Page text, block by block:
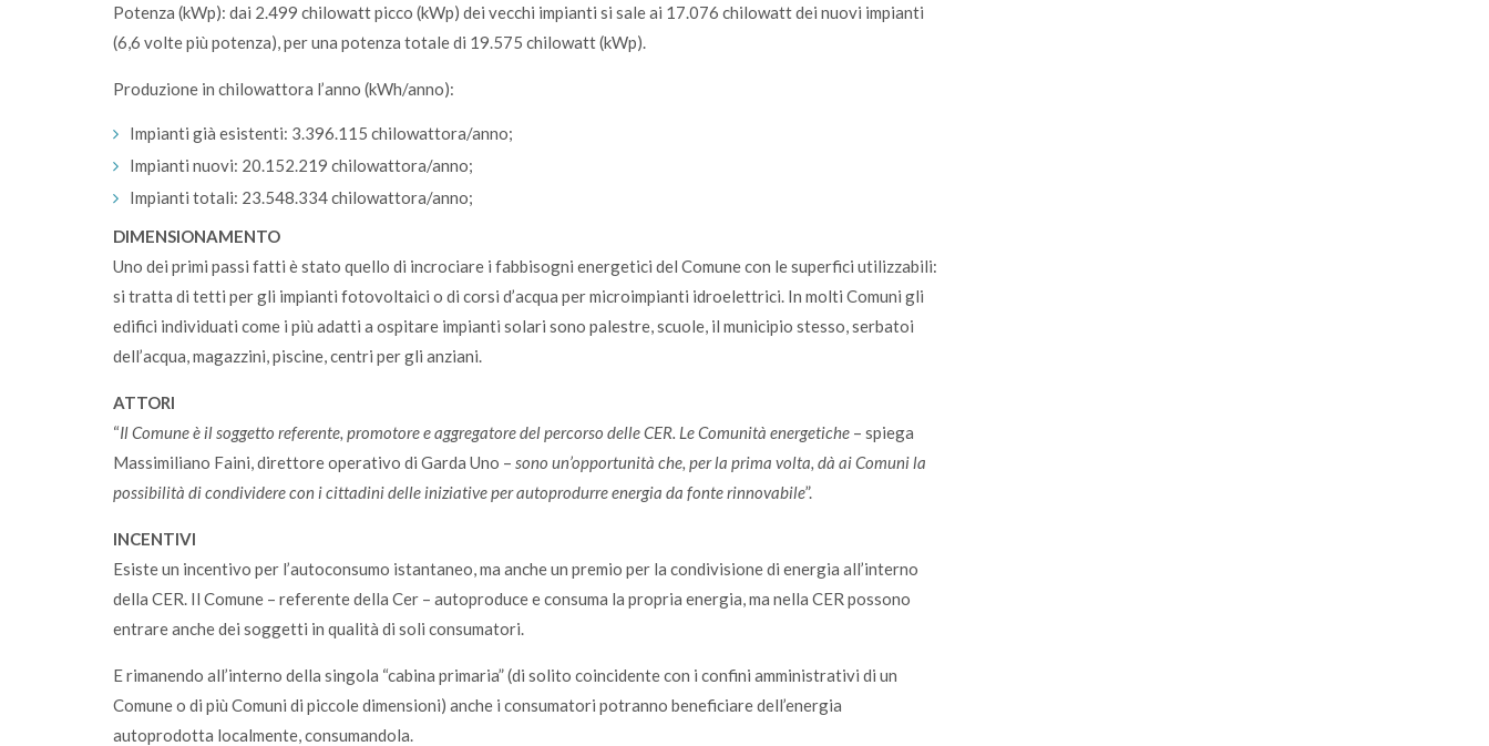
Potenza (kWp): dai 2.499 chilowatt picco (kWp) dei vecchi impianti si sale ai 17.076 chilowatt dei nuovi impianti
(6,6 volte più potenza), per una potenza totale di 19.575 chilowatt (kWp).
Produzione in chilowattora l’anno (kWh/anno):
Impianti già esistenti: 3.396.115 chilowattora/anno;
Impianti nuovi: 20.152.219 chilowattora/anno;
Impianti totali: 23.548.334 chilowattora/anno;
DIMENSIONAMENTO
Uno dei primi passi fatti è stato quello di incrociare i fabbisogni energetici del Comune con le superfici utilizzabili:
si tratta di tetti per gli impianti fotovoltaici o di corsi d’acqua per microimpianti idroelettrici. In molti Comuni gli
edifici individuati come i più adatti a ospitare impianti solari sono palestre, scuole, il municipio stesso, serbatoi
dell’acqua, magazzini, piscine, centri per gli anziani.
ATTORI
“Il Comune è il soggetto referente, promotore e aggregatore del percorso delle CER. Le Comunità energetiche – spiega
Massimiliano Faini, direttore operativo di Garda Uno – sono un’opportunità che, per la prima volta, dà ai Comuni la
possibilità di condividere con i cittadini delle iniziative per autoprodurre energia da fonte rinnovabile”.
INCENTIVI
Esiste un incentivo per l’autoconsumo istantaneo, ma anche un premio per la condivisione di energia all’interno
della CER. Il Comune – referente della Cer – autoproduce e consuma la propria energia, ma nella CER possono
entrare anche dei soggetti in qualità di soli consumatori.
E rimanendo all’interno della singola “cabina primaria” (di solito coincidente con i confini amministrativi di un
Comune o di più Comuni di piccole dimensioni) anche i consumatori potranno beneficiare dell’energia
autoprodotta localmente, consumandola.